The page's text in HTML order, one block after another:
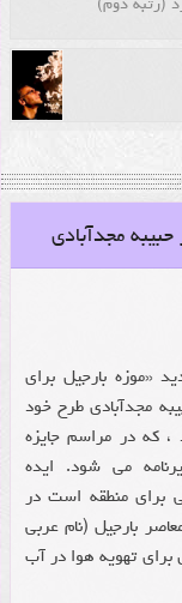
مجدآبادی
«موزه بارجیل برای
مجدآبادی طرح خود
که در مراسم جایزه
ایده
برای منطقه است در
بارجیل (نام عربی
برای تهویه هوا در آب